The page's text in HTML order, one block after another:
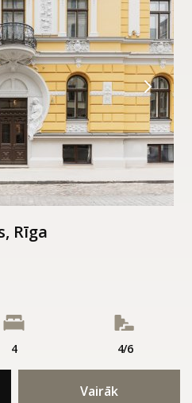
Rīga
4 4/6
Vairāk